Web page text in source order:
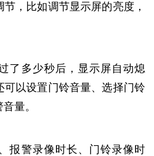
，比如调节显示屏的亮度，
了多少秒后，显示屏自动熄
可以设置门铃音量、选择门铃
量。
报警录像时长、门铃录像时